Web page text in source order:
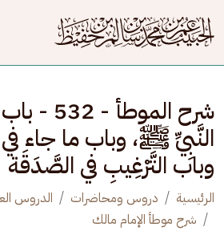
شرح
النَّبِيِّ ﷺ، وباب ما جاء
وباب التَّرْغِيبِ في الصَّدَقَة
الرئيسية دروس ومحاضرات
الدروس
شرح موطأ الإمام مالك